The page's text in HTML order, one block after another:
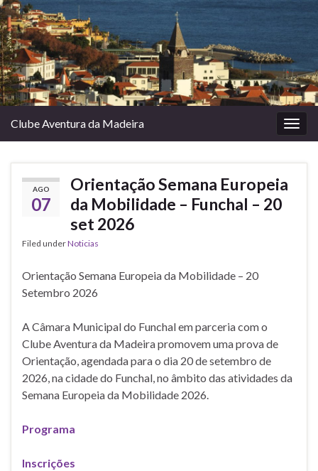
Clube Aventura da Madeira
AGO
07
Orientação Semana Europeia
da Mobilidade – Funchal – 20
set 2026
Filed underNoticias
Orientação Semana Europeia da Mobilidade – 20
Setembro 2026
A Câmara Municipal do Funchal em parceria com o
Clube Aventura da Madeira promovem uma prova de
Orientação, agendada para o dia 20 de setembro de
2026, na cidade do Funchal, no âmbito das atividades da
Semana Europeia da Mobilidade 2026.
Programa
Inscrições